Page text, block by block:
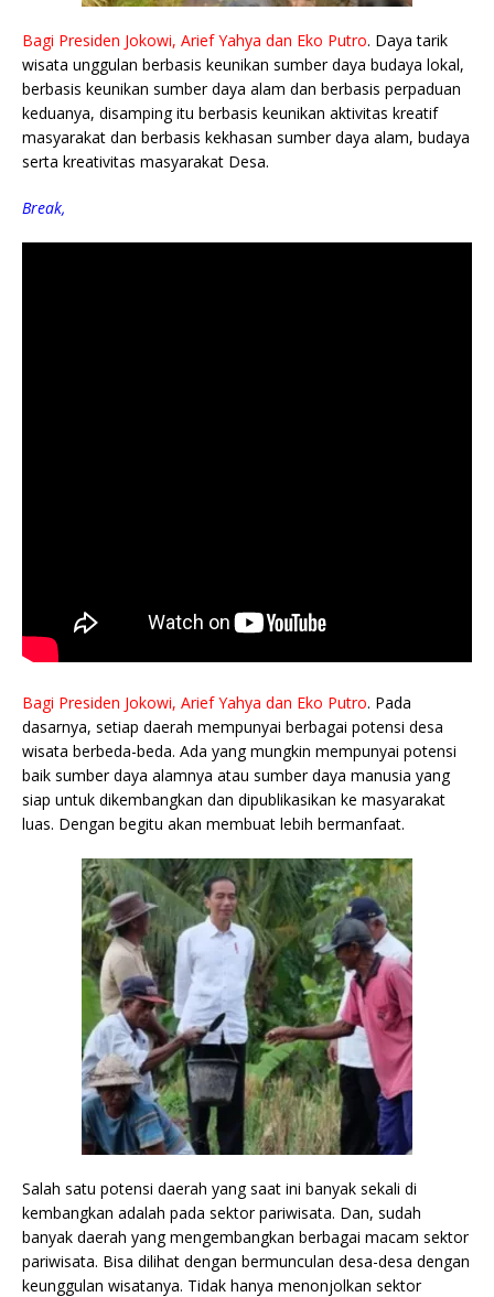
Bagi Presiden Jokowi, Arief Yahya dan Eko Putro. Daya tarik
wisata unggulan berbasis keunikan sumber daya budaya lokal,
berbasis keunikan sumber daya alam dan berbasis perpaduan
keduanya, disamping itu berbasis keunikan aktivitas kreatif
masyarakat dan berbasis kekhasan sumber daya alam, budaya
serta kreativitas masyarakat Desa.
Break,
Bagi Presiden Jokowi, Arief Yahya dan Eko Putro. Pada
dasarnya, setiap daerah mempunyai berbagai potensi desa
wisata berbeda-beda. Ada yang mungkin mempunyai potensi
baik sumber daya alamnya atau sumber daya manusia yang
siap untuk dikembangkan dan dipublikasikan ke masyarakat
luas. Dengan begitu akan membuat lebih bermanfaat.
Salah satu potensi daerah yang saat ini banyak sekali di
kembangkan adalah pada sektor pariwisata. Dan, sudah
banyak daerah yang mengembangkan berbagai macam sektor
pariwisata. Bisa dilihat dengan bermunculan desa-desa dengan
keunggulan wisatanya. Tidak hanya menonjolkan sektor